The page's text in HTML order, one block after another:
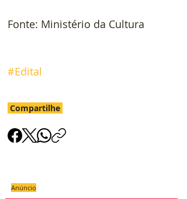
Fonte: Ministério da Cultura
#Edital
Compartilhe
Anúncio